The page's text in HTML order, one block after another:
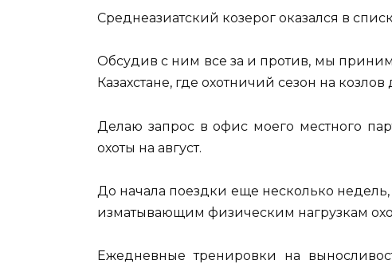
Среднеазиатский козерог оказался в
Обсудив с ним все за и против, мы
Казахстане, где охотничий сезон на козлов
Делаю запрос в офис моего местного
охоты на август.
До начала поездки еще несколько
изматывающим физическим нагрузкам
Ежедневные тренировки на